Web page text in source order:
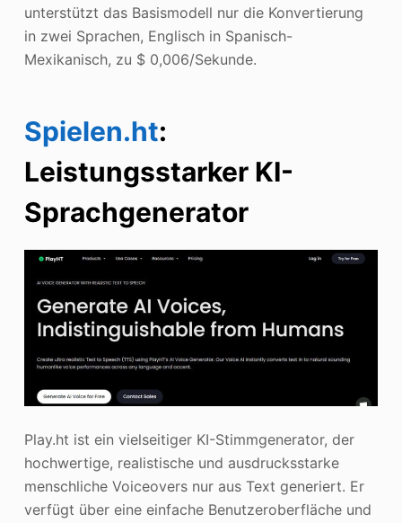
unterstützt das Basismodell nur die Konvertierung
in zwei Sprachen, Englisch in Spanisch-
Mexikanisch, zu $ 0,006/Sekunde.
Spielen.ht:
Leistungsstarker KI-
Sprachgenerator
Play.ht ist ein vielseitiger KI-Stimmgenerator, der
hochwertige, realistische und ausdrucksstarke
menschliche Voiceovers nur aus Text generiert. Er
verfügt über eine einfache Benutzeroberfläche und